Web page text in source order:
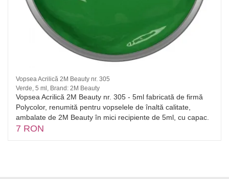
Vopsea Acrilică 2M Beauty nr. 305
Verde, 5 ml, Brand: 2M Beauty
Vopsea Acrilică 2M Beauty nr. 305 - 5ml fabricată de firmă
Polycolor, renumită pentru vopselele de înaltă calitate,
ambalate de 2M Beauty în mici recipiente de 5ml, cu capac.
7 RON